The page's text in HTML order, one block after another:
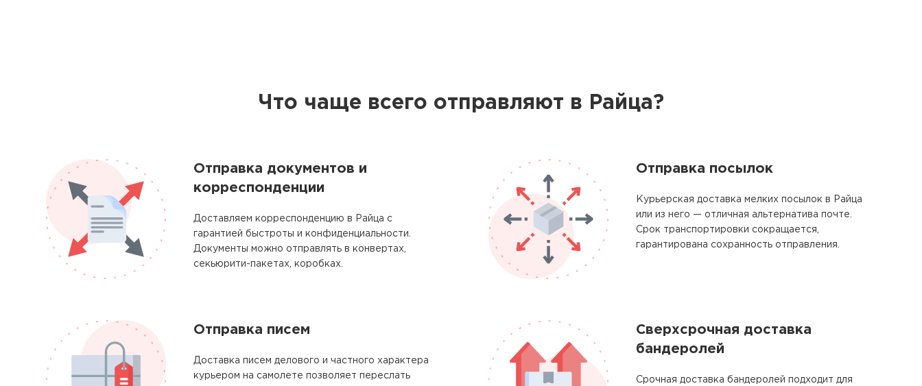
Что чаще всего отправляют в Райца?
Отправка документов и
корреспонденции
Доставляем корреспонденцию в Райца с
гарантией быстроты и конфиденциальности.
Документы можно отправлять в конвертах,
секьюрити-пакетах, коробках.
Отправка посылок
Курьерская доставка мелких посылок в Райца
или из него — отличная альтернатива почте.
Срок транспортировки сокращается,
гарантирована сохранность отправления.
Отправка писем
Доставка писем делового и частного характера
курьером на самолете позволяет переслать
Сверхсрочная доставка
бандеролей
Срочная доставка бандеролей подходит для